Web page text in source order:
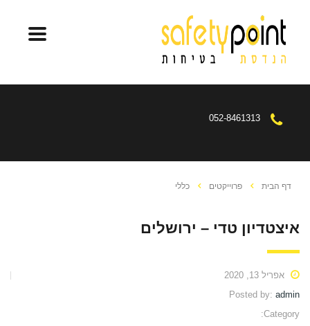
052-8461313
דף הבית פרוייקטים כללי
איצטדיון טדי – ירושלים
אפריל 13, 2020
Posted by: admin
Category: